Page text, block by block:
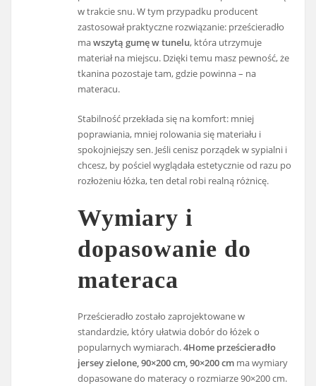
w trakcie snu. W tym przypadku producent
zastosował praktyczne rozwiązanie: prześcieradło
mawszytą gumę w tunelu, która utrzymuje
materiał na miejscu. Dzięki temu masz pewność, że
tkanina pozostaje tam, gdzie powinna – na
materacu.
Stabilność przekłada się na komfort: mniej
poprawiania, mniej rolowania się materiału i
spokojniejszy sen. Jeśli cenisz porządek w sypialni i
chcesz, by pościel wyglądała estetycznie od razu po
rozłożeniu łóżka, ten detal robi realną różnicę.
Wymiary i
dopasowanie do
materaca
Prześcieradło zostało zaprojektowane w
standardzie, który ułatwia dobór do łóżek o
popularnych wymiarach.4Home prześcieradło
jersey zielone, 90×200 cm, 90×200 cm ma wymiary
dopasowane do materacy o rozmiarze 90×200 cm.